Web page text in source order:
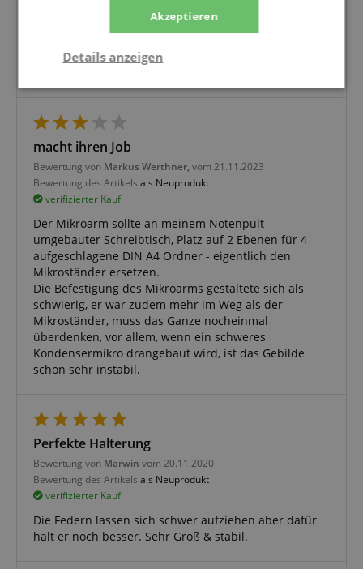
das Kabel auch nicht so lang sein muss (es ist für
macht ihren Job
Bewertung von Markus Werthner, vom 21.11.2023
Bewertung des Artikels als Neuprodukt
verifizierter Kauf
Der Mikroarm sollte an meinem Notenpult -
umgebauter Schreibtisch, Platz auf 2 Ebenen für 4
aufgeschlagene DIN A4 Ordner - eigentlich den
Mikroständer ersetzen.
Die Befestigung des Mikroarms gestaltete sich als
schwierig, er war zudem mehr im Weg als der
Mikroständer, muss das Ganze nocheinmal
überdenken, vor allem, wenn ein schweres
Kondensermikro drangebaut wird, ist das Gebilde
schon sehr instabil.
Perfekte Halterung
Bewertung von Marwin vom 20.11.2020
Bewertung des Artikels als Neuprodukt
verifizierter Kauf
Die Federn lassen sich schwer aufziehen aber dafür
hält er noch besser. Sehr Groß & stabil.
Akzeptieren
Details anzeigen
Notwendig Statistik Marketing
Notwendig
Funktional
Die durch diese Services gesammelten Daten
werden gebraucht, um die technische Performance
der Website zu gewährleisten, dir grundlegende
Einkaufs-Funktionen bereitzustellen, das Einkaufen
bei uns sicher zu machen und um Betrug zu
Cookie
amazon-pay-connectedAuth